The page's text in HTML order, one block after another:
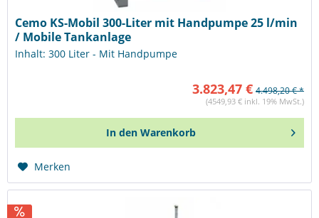
Cemo KS-Mobil 300-Liter mit Handpumpe 25 l/min
/ Mobile Tankanlage
Inhalt: 300 Liter - Mit Handpumpe
3.823,47 € 4.498,20 € *
(4549,93 € inkl. 19% MwSt.)
In den Warenkorb
Merken